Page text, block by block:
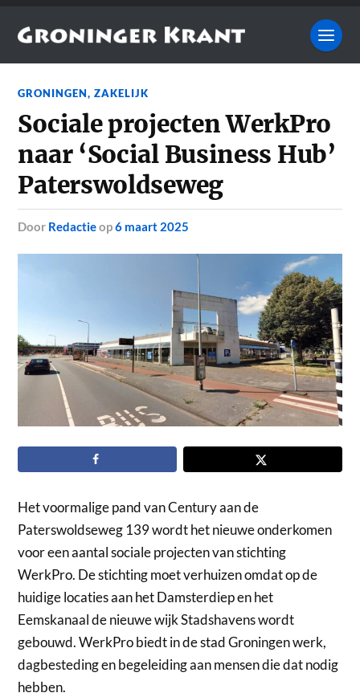
GRONINGEN,ZAKELIJK
Sociale projecten WerkPro
naar ‘Social Business Hub’
Paterswoldseweg
door Redactieop6 maart 2025
Het voormalige pand van Century aan de
Paterswoldseweg 139 wordt het nieuwe onderkomen
voor een aantal sociale projecten van stichting
WerkPro. De stichting moet verhuizen omdat op de
huidige locaties aan het Damsterdiep en het
Eemskanaal de nieuwe wijk Stadshavens wordt
gebouwd. WerkPro biedt in de stad Groningen werk,
dagbesteding en begeleiding aan mensen die dat nodig
hebben.